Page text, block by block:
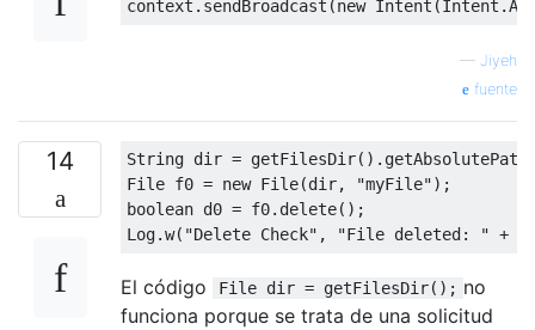
context . sendBroadcast (new Intent (Intent .
— Jiyeh
fuente
14 String dir = getFilesDir(). getAbsolutePath
File f0 = new File(dir, "myFile");
boolean d0 = f0. delete();
Log.w( "Delete Check" , "File deleted: " +
El código File dir = getFilesDir(); no
funciona porque se trata de una solicitud